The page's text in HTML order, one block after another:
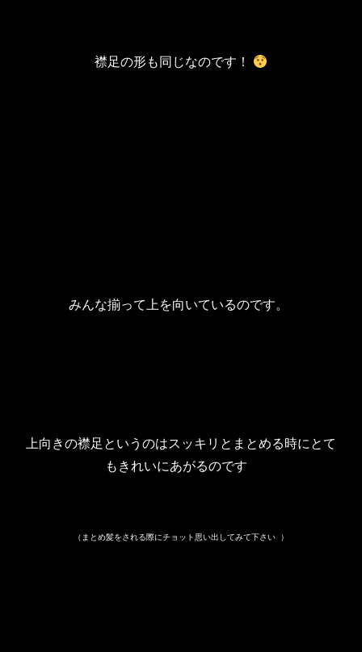
襟足の形も同じなのです！
みんな揃って上を向いているのです。
上向きの襟足というのはスッキリとまとめる時にとて
もきれいにあがるのです
（まとめ髪をされる際にチョット思い出してみて下さい ）